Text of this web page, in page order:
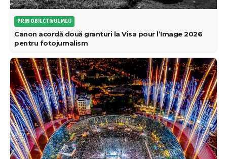
PRIN OBIECTIVUL MEU
Canon acordă două granturi la Visa pour l’Image 2026
pentru fotojurnalism